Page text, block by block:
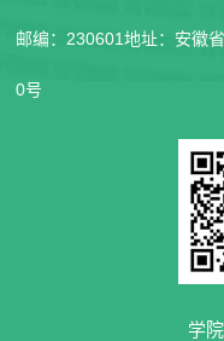
邮编：230601地址：安徽
0号
学